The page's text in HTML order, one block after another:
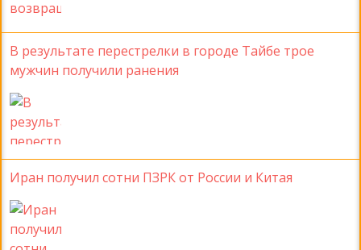
В результате перестрелки в городе Тайбе трое
мужчин получили ранения
Иран получил сотни ПЗРК от России и Китая